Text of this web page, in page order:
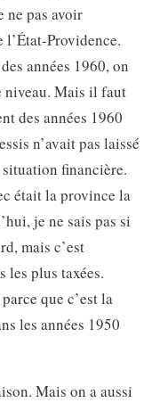
ne pas avoir
l’État-Providence.
années 1960, on
niveau. Mais il faut
des années 1960
n’avait pas laissé
financière.
était la province la
je ne sais pas si
mais c’est
les plus taxées.
que c’est la
les années 1950
Mais on a aussi